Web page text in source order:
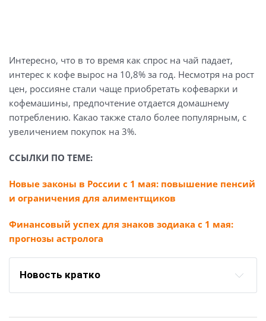
Интересно, что в то время как спрос на чай падает,
интерес к кофе вырос на 10,8% за год. Несмотря на рост
цен, россияне стали чаще приобретать кофеварки и
кофемашины, предпочтение отдается домашнему
потреблению. Какао также стало более популярным, с
увеличением покупок на 3%.
ССЫЛКИ ПО ТЕМЕ:
Новые законы в России с 1 мая: повышение пенсий
и ограничения для алиментщиков
Финансовый успех для знаков зодиака с 1 мая:
прогнозы астролога
Новость кратко